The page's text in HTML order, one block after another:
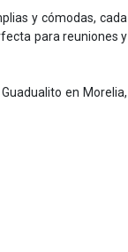
y cómodas, cada
para reuniones y
en Morelia,